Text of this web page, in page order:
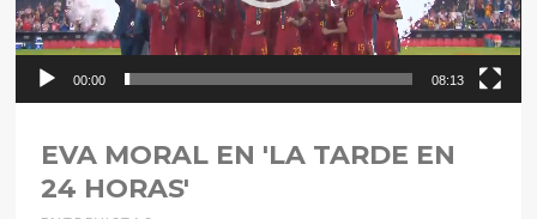
00:00 08:13
EVA MORAL EN 'LA TARDE EN
24 HORAS'